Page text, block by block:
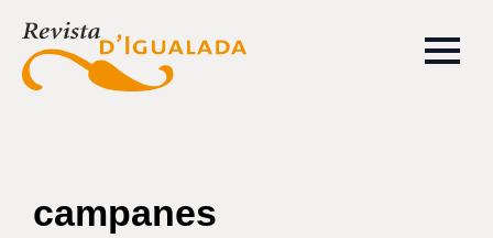
campanes